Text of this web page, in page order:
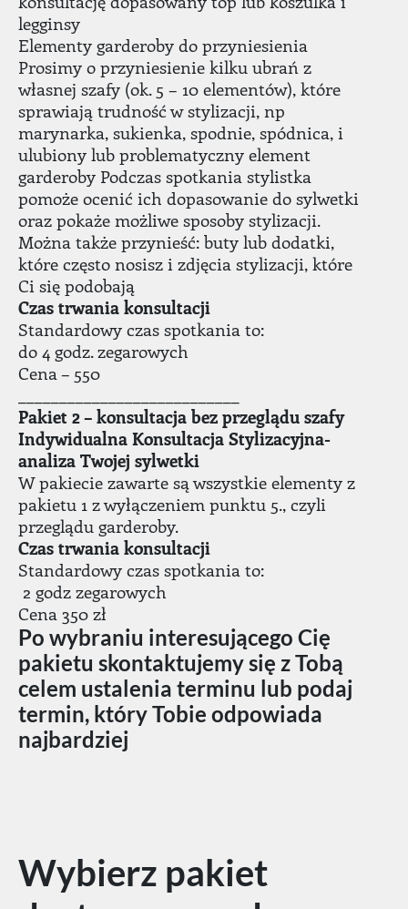
legginsy
Elementy garderoby do przyniesienia
Prosimy o przyniesienie kilku ubrań z
własnej szafy (ok. 5 – 10 elementów), które
sprawiają trudność w stylizacji, np
marynarka, sukienka, spodnie, spódnica, i
ulubiony lub problematyczny element
garderoby Podczas spotkania stylistka
pomoże ocenić ich dopasowanie do sylwetki
oraz pokaże możliwe sposoby stylizacji.
Można także przynieść: buty lub dodatki,
które często nosisz i zdjęcia stylizacji, które
Ci się podobają
Czas trwania konsultacji
Standardowy czas spotkania to:
do 4 godz. zegarowych
Cena – 550
Pakiet 2 – konsultacja bez przeglądu szafy
Indywidualna Konsultacja Stylizacyjna-
analiza Twojej sylwetki
W pakiecie zawarte są wszystkie elementy z
pakietu 1 z wyłączeniem punktu 5., czyli
przeglądu garderoby.
Czas trwania konsultacji
Standardowy czas spotkania to:
2 godz zegarowych
Cena 350 zł
Po wybraniu interesującego Cię
pakietu skontaktujemy się z Tobą
celem ustalenia terminu lub podaj
termin, który Tobie odpowiada
najbardziej
Wybierz pakiet